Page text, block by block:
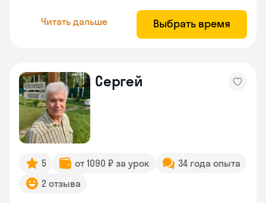
Читать дальше Выбрать время
Сергей
5 от 1090 ₽ за урок
34 года опыта
2 отзыва